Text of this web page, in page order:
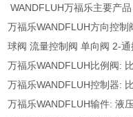
WANDFLUH万福乐主要产品
万福乐WANDFLUH方向控
球阀 流量控制阀 单向阀 2-通
万福乐WANDFLUH比例阀:
万福乐WANDFLUH控制器:
万福乐WANDFLUH输件: 液